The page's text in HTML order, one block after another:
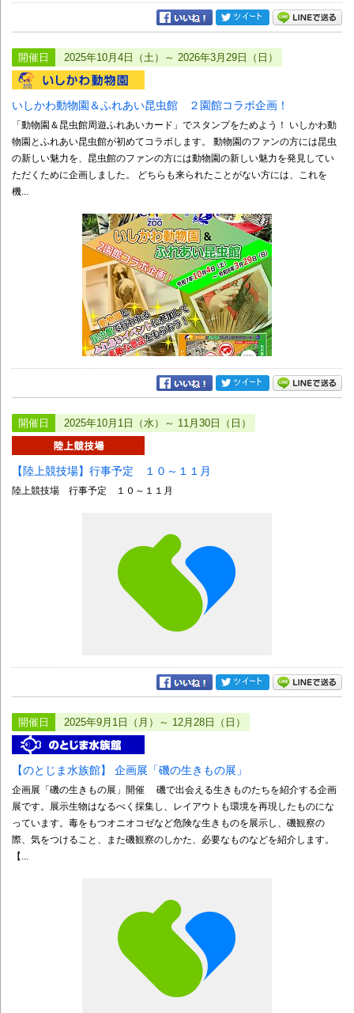
開催日 2025年10月4日（土）～ 2026年3月29日（日）
いしかわ動物園＆ふれあい昆虫館 ２園館コラボ企画！
「動物園＆昆虫館周遊ふれあいカード」でスタンプをためよう！ いしかわ動
物園とふれあい昆虫館が初めてコラボします。 動物園のファンの方には昆虫
の新しい魅力を、昆虫館のファンの方には動物園の新しい魅力を発見してい
ただくために企画しました。 どちらも来られたことがない方には、これを
機...
開催日 2025年10月1日（水）～ 11月30日（日）
【陸上競技場】行事予定 １０～１１月
陸上競技場 行事予定 １０～１１月
開催日 2025年9月1日（月）～ 12月28日（日）
【のとじま水族館】 企画展「磯の生きもの展」
企画展「磯の生きもの展」開催 磯で出会える生きものたちを紹介する企画
展です。展示生物はなるべく採集し、レイアウトも環境を再現したものにな
っています。毒をもつオニオコゼなど危険な生きものを展示し、磯観察の
際、気をつけること、また磯観察のしかた、必要なものなどを紹介します。
【...